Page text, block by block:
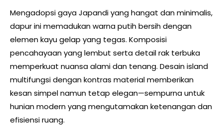
Mengadopsi gaya Japandi yang hangat dan minimalis,
dapur ini memadukan warna putih bersih dengan
elemen kayu gelap yang tegas. Komposisi
pencahayaan yang lembut serta detail rak terbuka
memperkuat nuansa alami dan tenang. Desain island
multifungsi dengan kontras material memberikan
kesan simpel namun tetap elegan—sempurna untuk
hunian modern yang mengutamakan ketenangan dan
efisiensi ruang.